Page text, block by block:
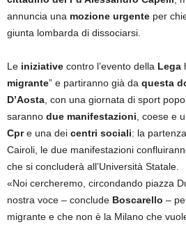
annuncia una mozione urgente per
giunta lombarda di dissociarsi.
Le iniziative contro l’evento della Lega
migrante” e partiranno già da questa
D’Aosta, con una giornata di sport
saranno due manifestazioni, coese e
Cpre una dei centri sociali: la
Cairoli, le due manifestazioni
che si concluderà all’Università Statale.
«Noi cercheremo, circondando piazza
nostra voce – conclude Boscarello –
migrante e che non è la Milano che